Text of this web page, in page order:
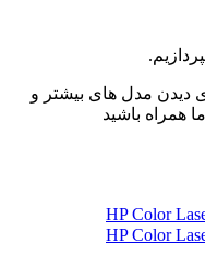
دیدن مدل های بیشتر و
ما همراه باشید